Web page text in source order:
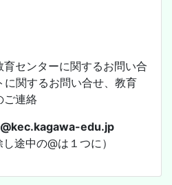
育センターに関するお問い合
に関するお問い合せ、教育
ご連絡
edu.jp
し途中の@は１つに）